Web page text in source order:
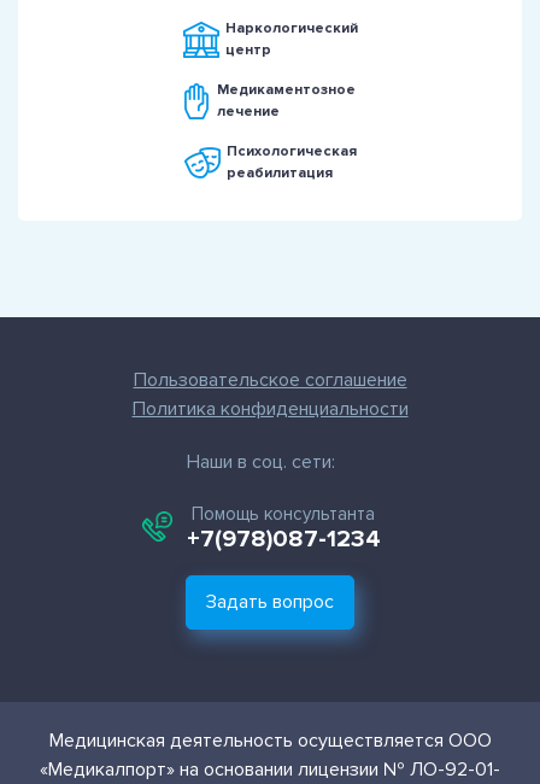
Наркологический
центр
Медикаментозное
лечение
Психологическая
реабилитация
Пользовательское соглашение
Политика конфиденциальности
Наши в соц. сети:
Помощь консультанта
+7(978)087-1234
Задать вопрос
Медицинская деятельность осуществляется ООО
«Медикалпорт» на основании лицензии № ЛО-92-01-